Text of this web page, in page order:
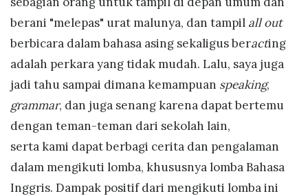
berani "melepas" urat malunya, dan tampil all out
berbicara dalam bahasa asing sekaligus beracting
adalah perkara yang tidak mudah. Lalu, saya juga
jadi tahu sampai dimana kemampuan speaking,
grammar, dan juga senang karena dapat bertemu
dengan teman-teman dari sekolah lain,
serta kami dapat berbagi cerita dan pengalaman
dalam mengikuti lomba, khususnya lomba Bahasa
Inggris. Dampak positif dari mengikuti lomba ini